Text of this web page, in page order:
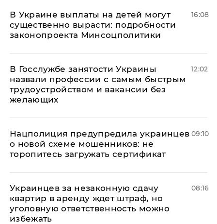
В Украине выплаты на детей могут
существенно вырасти: подробности
законопроекта Минсоцполитики
16:08
В Госслужбе занятости Украины
назвали профессии с самым быстрым
трудоустройством и вакансии без
желающих
12:02
Нацполиция предупредила украинцев
о новой схеме мошенников: не
торопитесь загружать сертификат
09:10
Украинцев за незаконную сдачу
квартир в аренду ждет штраф, но
уголовную ответственность можно
избежать
08:16